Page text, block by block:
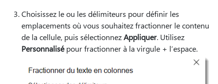
Choisissez le ou les délimiteurs pour définir les
emplacements où vous souhaitez fractionner le contenu
de la cellule, puis sélectionnezAppliquer. Utilisez
Personnalisépour fractionner à la virgule + l’espace.